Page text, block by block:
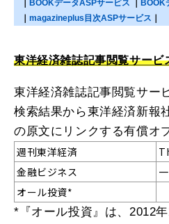
BOOKデータASPサービス
BOOK
magazineplus目次ASPサービス
東洋経済雑誌記事閲覧サービ
東洋経済雑誌記事閲覧サー
検索結果から東洋経済新報
の原文にリンクする有償オ
週刊東洋経済
金融ビジネス
オール投資*
*『オール投資』は、2012